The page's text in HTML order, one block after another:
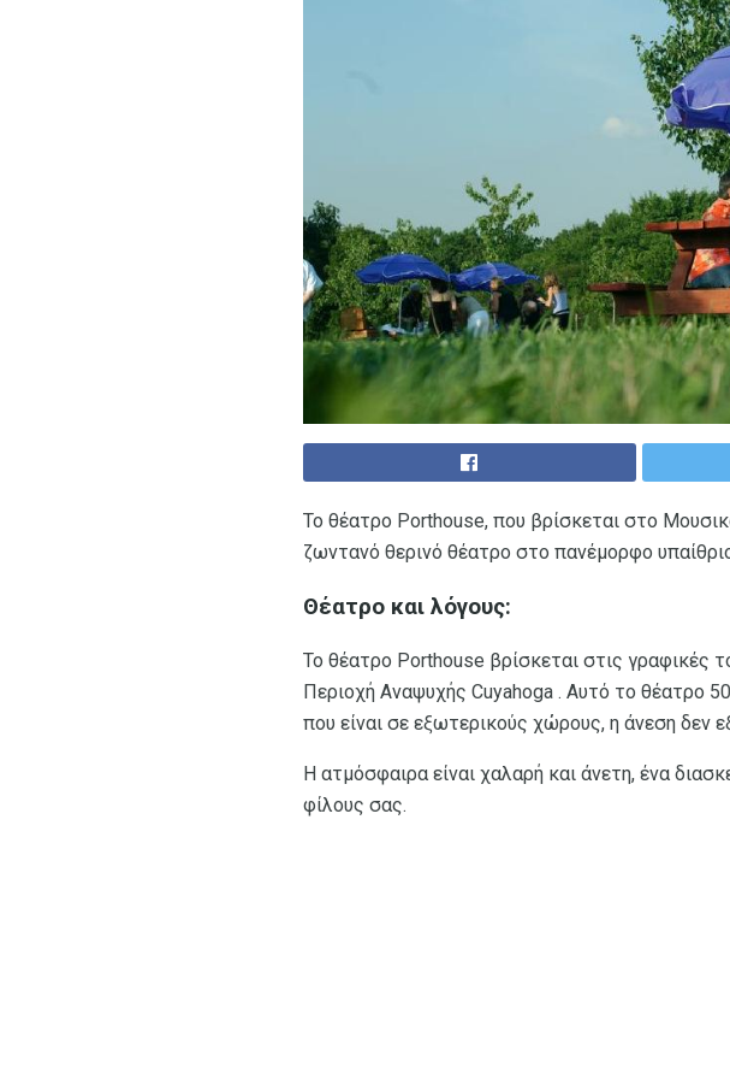
Το θέατρο Porthouse, που βρίσκεται στο
ζωντανό θερινό θέατρο στο πανέμορφο
Θέατρο και λόγους:
Το θέατρο Porthouse βρίσκεται στις γραφικές
Περιοχή Αναψυχής Cuyahoga . Αυτό το θέατρο
που είναι σε εξωτερικούς χώρους, η άνεση δεν
Η ατμόσφαιρα είναι χαλαρή και άνετη, ένα
φίλους σας.